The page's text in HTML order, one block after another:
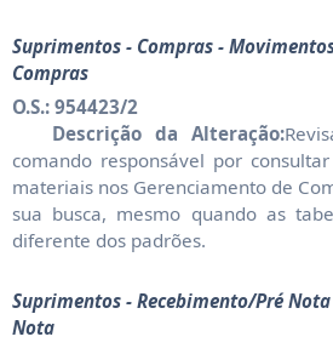
Suprimentos - Compras -
Compras
O.S.: 954423/2
Descrição da Alteração:
comando responsável por
materiais nos Gerenciamento de
sua busca, mesmo quando as
diferente dos padrões.
Suprimentos - Recebimento/Pré
Nota